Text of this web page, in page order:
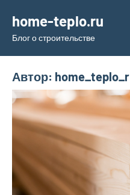
содержимому
home-teplo.ru
Блог о строительстве
Автор: home_teplo_r